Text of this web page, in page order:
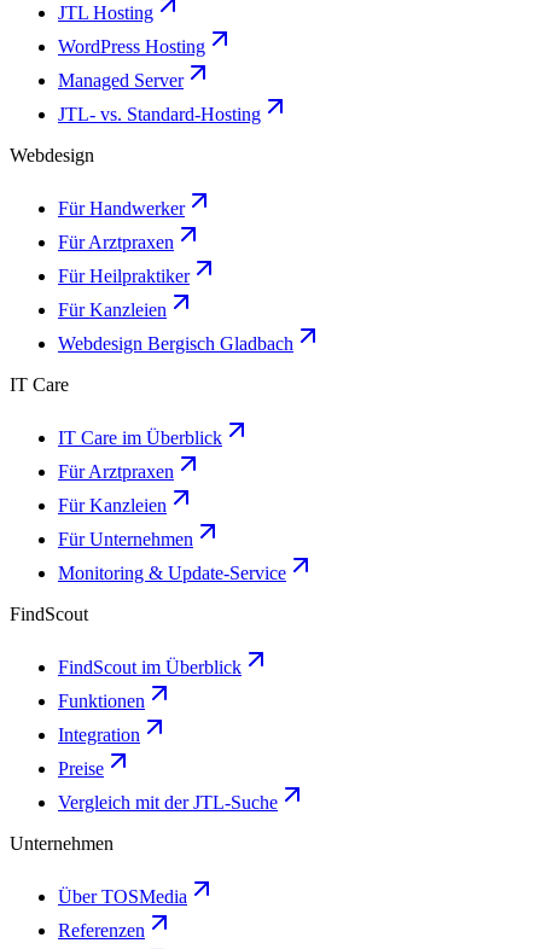
JTL Hosting
WordPress Hosting
Managed Server
JTL- vs. Standard-Hosting
Webdesign
Für Handwerker
Für Arztpraxen
Für Heilpraktiker
Für Kanzleien
Webdesign Bergisch Gladbach
IT Care
IT Care im Überblick
Für Arztpraxen
Für Kanzleien
Für Unternehmen
Monitoring & Update-Service
FindScout
FindScout im Überblick
Funktionen
Integration
Preise
Vergleich mit der JTL-Suche
Unternehmen
Über TOSMedia
Referenzen